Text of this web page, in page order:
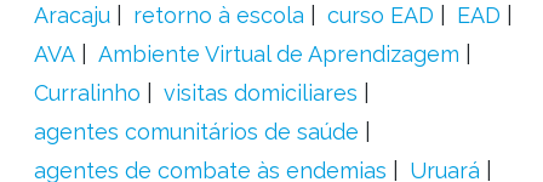
Aracaju
retorno à escola curso EAD
EAD
AVA
Ambiente Virtual de Aprendizagem
Curralinho
visitas domiciliares
agentes comunitários de saúde
agentes de combate às endemias
Uruará